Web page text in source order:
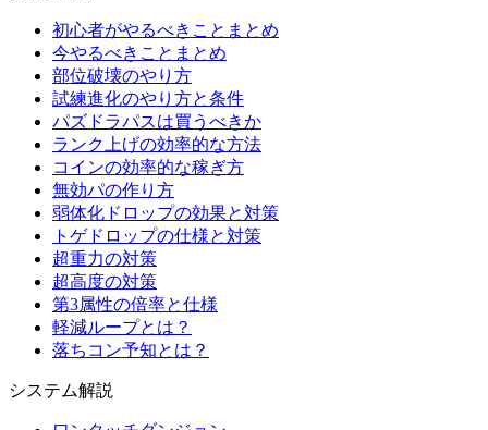
初心者がやるべきことまとめ
今やるべきことまとめ
部位破壊のやり方
試練進化のやり方と条件
パズドラパスは買うべきか
ランク上げの効率的な方法
コインの効率的な稼ぎ方
無効パの作り方
弱体化ドロップの効果と対策
トゲドロップの仕様と対策
超重力の対策
超高度の対策
第3属性の倍率と仕様
軽減ループとは？
落ちコン予知とは？
システム解説